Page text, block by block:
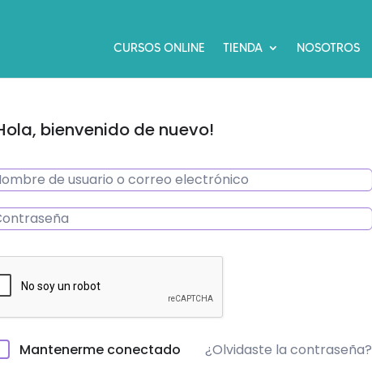
CURSOS ONLINE TIENDA NOSOTROS
bienvenido de nuevo!
Mantenerme conectado ¿Olvidaste la contraseña?